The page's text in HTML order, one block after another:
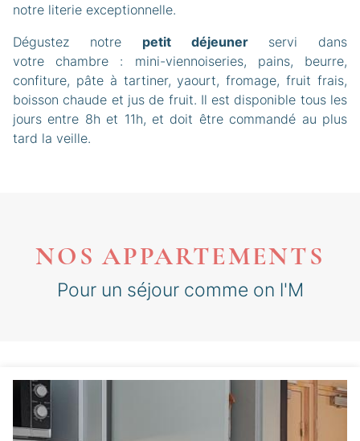
notre literie exceptionnelle.
Dégustez notre petit déjeuner servi dans
votre chambre : mini-viennoiseries, pains, beurre,
confiture, pâte à tartiner, yaourt, fromage, fruit frais,
boisson chaude et jus de fruit. Il est disponible tous les
jours entre 8h et 11h, et doit être commandé au plus
tard la veille.
NOS APPARTEMENTS
Pour un séjour comme on l'M